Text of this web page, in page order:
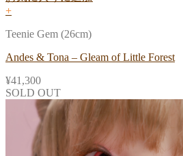
+
Teenie Gem (26cm)
Andes & Tona – Gleam of Little Forest
¥41,300
SOLD OUT